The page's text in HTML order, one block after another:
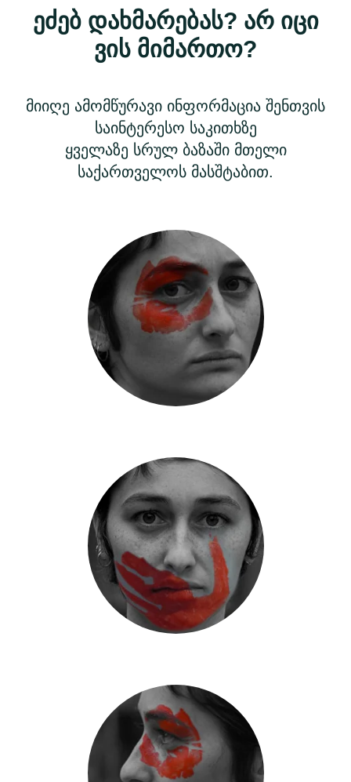
ეძებ დახმარებას? არ იცი
ვის მიმართო?
მიიღე ამომწურავი ინფორმაცია შენთვის
საინტერესო საკითხზე
ყველაზე სრულ ბაზაში მთელი
საქართველოს მასშტაბით.